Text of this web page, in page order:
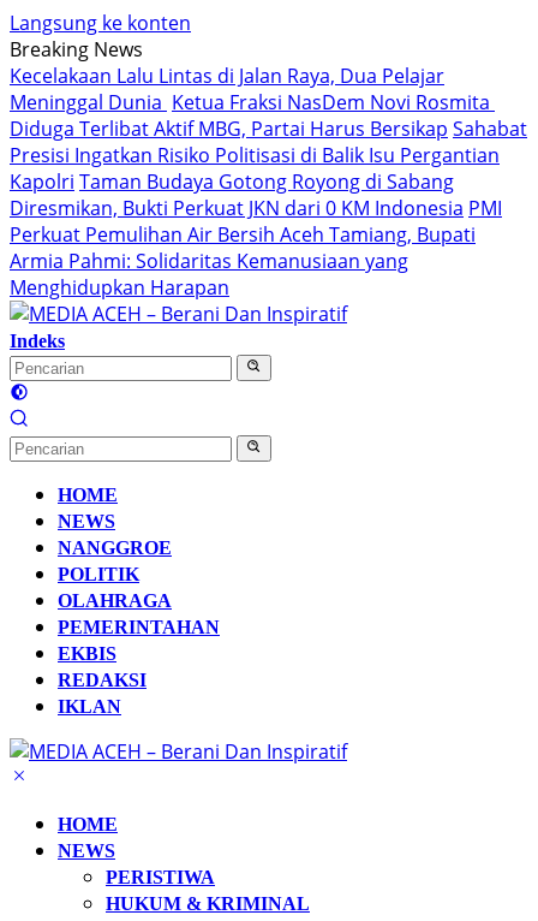
Langsung ke konten
Breaking News
Kecelakaan Lalu Lintas di Jalan Raya, Dua Pelajar
Meninggal Dunia Ketua Fraksi NasDem Novi Rosmita
Diduga Terlibat Aktif MBG, Partai Harus Bersikap Sahabat
Presisi Ingatkan Risiko Politisasi di Balik Isu Pergantian
Kapolri Taman Budaya Gotong Royong di Sabang
Diresmikan, Bukti Perkuat JKN dari 0 KM Indonesia PMI
Perkuat Pemulihan Air Bersih Aceh Tamiang, Bupati
Armia Pahmi: Solidaritas Kemanusiaan yang
Menghidupkan Harapan
Indeks
HOME
NEWS
NANGGROE
POLITIK
OLAHRAGA
PEMERINTAHAN
EKBIS
REDAKSI
IKLAN
HOME
NEWS
PERISTIWA
HUKUM & KRIMINAL